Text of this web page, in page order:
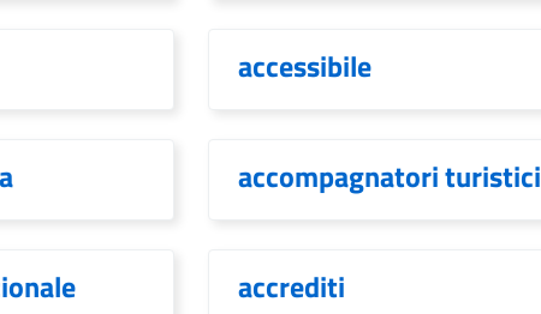
accessibile
accompagnatori turistici
accrediti